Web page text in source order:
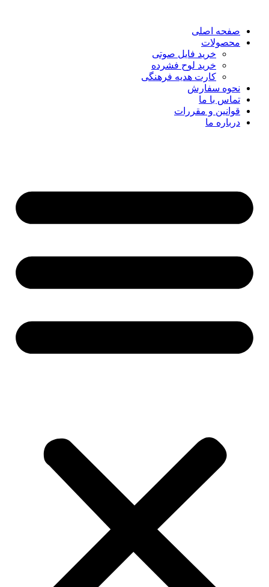
صفحه اصلی
محصولات
خرید فایل صوتی
خرید لوح فشرده
کارت هدیه فرهنگی
نحوه سفارش
تماس با ما
قوانین و مقررات
درباره ما